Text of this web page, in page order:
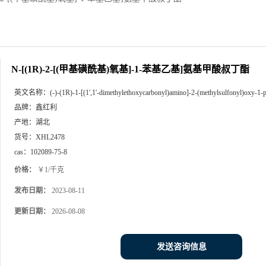
N-[(1R)-2-[(甲基磺酰基)氧基]-1-苯基乙基]氨基甲酸叔丁酯
英文名称： (-)-(1R)-1-[(1',1'-dimethylethoxycarbonyl)amino]-2-(methylsulfonyl)oxy-1-
品牌： 鑫红利
产地： 湖北
货号： XHL2478
cas： 102089-75-8
价格： ￥1/千克
发布日期： 2023-08-11
更新日期： 2026-08-08
发送咨询信息